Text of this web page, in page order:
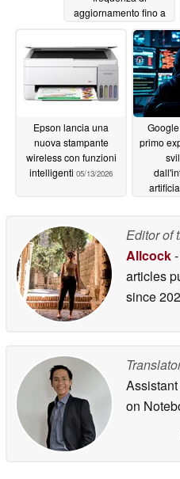
aggiornamento fino a
05/14/2026
Epson lancia una
nuova stampante
wireless con funzioni
intelligenti 05/13/2026
primo
Editor of
Allcock
articles
since
Assistant
on